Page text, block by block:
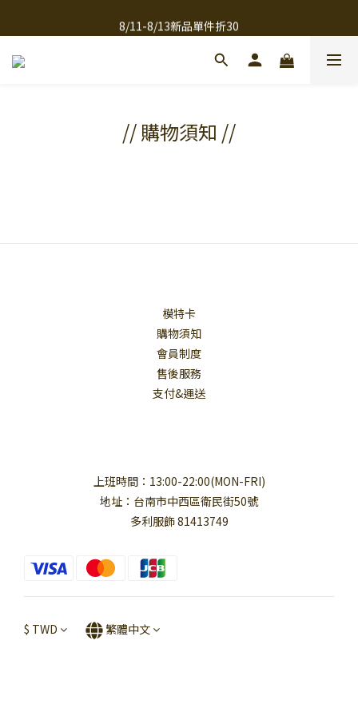
全館滿千免運
8/11-8/13新品單件折30
// 購物須知 //
模特卡
購物須知
會員制度
售後服務
支付&運送
上班時間：13:00-22:00(MON-FRI)
地址：台南市中西區衛民街50號
多利服飾 81413749
$ TWD 繁體中文